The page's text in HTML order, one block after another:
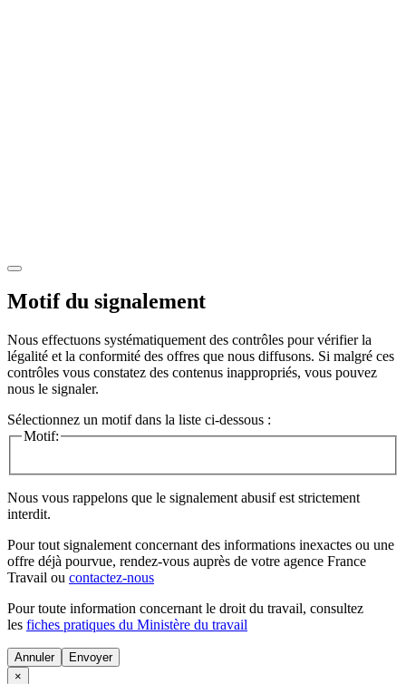
Motif du signalement
Nous effectuons systématiquement des contrôles pour vérifier la
légalité et la conformité des offres que nous diffusons. Si malgré ces
contrôles vous constatez des contenus inappropriés, vous pouvez
nous le signaler.
Sélectionnez un motif dans la liste ci-dessous :
Motif:
Nous vous rappelons que le signalement abusif est strictement
interdit.
Pour tout signalement concernant des informations inexactes ou une
offre déjà pourvue, rendez-vous auprès de votre agence France
Travail ou contactez-nous
Pour toute information concernant le droit du travail, consultez
les fiches pratiques du Ministère du travail
Annuler
×